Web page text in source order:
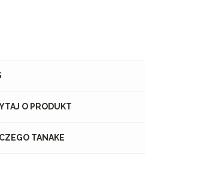
O PRODUKT
TANAKE